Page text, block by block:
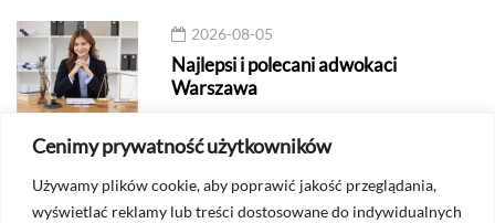
Cenimy prywatność użytkowników
Używamy plików cookie, aby poprawić jakość przeglądania,
wyświetlać reklamy lub treści dostosowane do indywidualnych
2026-08-05
Najlepsi i polecani adwokaci
Warszawa
2026-08-05
Gdzie na drinka w Warszawie –
cocktail bary i bary